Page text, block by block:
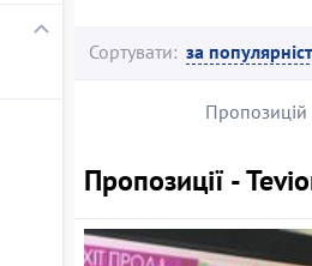
Сортувати: за
Пропозицій
Пропозиції -